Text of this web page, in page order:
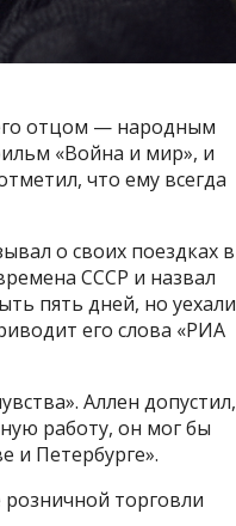
отцом — народным
«Война и мир», и
что ему всегда
о своих поездках в
СССР и назвал
пять дней, но уехали
его слова «РИА
Аллен допустил,
работу, он мог бы
и Петербурге».
торговли